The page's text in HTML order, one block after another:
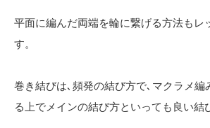
平面に編んだ両端を輪に繋げる方法もレ
す。
巻き結びは､頻発の結び方で､マクラメ編
る上でメインの結び方といっても良い結